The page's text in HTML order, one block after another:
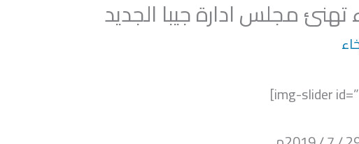
تهنئ مجلس ادارة جيبا الجديد